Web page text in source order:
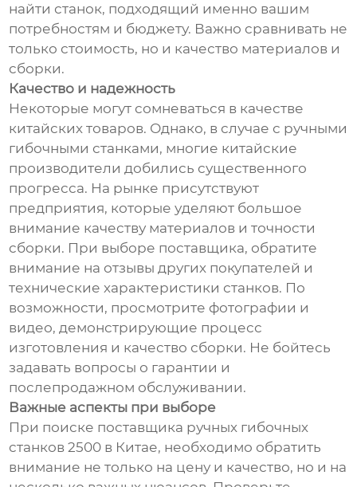
найти станок, подходящий именно вашим
потребностям и бюджету. Важно сравнивать не
только стоимость, но и качество материалов и
сборки.
Качество и надежность
Некоторые могут сомневаться в качестве
китайских товаров. Однако, в случае с ручными
гибочными станками, многие китайские
производители добились существенного
прогресса. На рынке присутствуют
предприятия, которые уделяют большое
внимание качеству материалов и точности
сборки. При выборе поставщика, обратите
внимание на отзывы других покупателей и
технические характеристики станков. По
возможности, просмотрите фотографии и
видео, демонстрирующие процесс
изготовления и качество сборки. Не бойтесь
задавать вопросы о гарантии и
послепродажном обслуживании.
Важные аспекты при выборе
При поиске поставщика ручных гибочных
станков 2500 в Китае, необходимо обратить
внимание не только на цену и качество, но и на